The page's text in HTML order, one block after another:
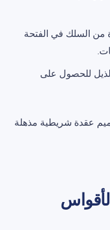
السلك في الفتحة
للحصول على
عقدة شريطية مذهلة
لأقواس